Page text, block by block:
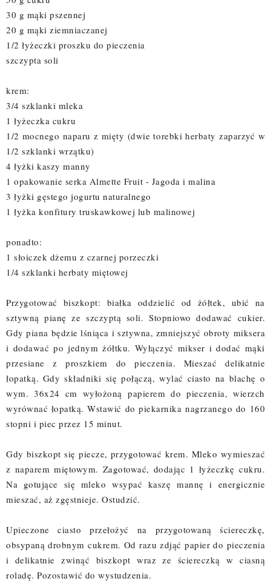
30 g mąki pszennej
20 g mąki ziemniaczanej
1/2 łyżeczki proszku do pieczenia
szczypta soli
krem:
3/4 szklanki mleka
1 łyżeczka cukru
1/2 mocnego naparu z mięty (dwie torebki herbaty zaparzyć w
1/2 szklanki wrzątku)
4 łyżki kaszy manny
1 opakowanie serka Almette Fruit - Jagoda i malina
3 łyżki gęstego jogurtu naturalnego
1 łyżka konfitury truskawkowej lub malinowej
ponadto:
1 słoiczek dżemu z czarnej porzeczki
1/4 szklanki herbaty miętowej
Przygotować biszkopt: białka oddzielić od żółtek, ubić na
sztywną pianę ze szczyptą soli. Stopniowo dodawać cukier.
Gdy piana będzie lśniąca i sztywna, zmniejszyć obroty miksera
i dodawać po jednym żółtku. Wyłączyć mikser i dodać mąki
przesiane z proszkiem do pieczenia. Mieszać delikatnie
łopatką. Gdy składniki się połączą, wylać ciasto na blachę o
wym. 36x24 cm wyłożoną papierem do pieczenia, wierzch
wyrównać łopatką. Wstawić do piekarnika nagrzanego do 160
stopni i piec przez 15 minut.
Gdy biszkopt się piecze, przygotować krem. Mleko wymieszać
z naparem miętowym. Zagotować, dodając 1 łyżeczkę cukru.
Na gotujące się mleko wsypać kaszę mannę i energicznie
mieszać, aż zgęstnieje. Ostudzić.
Upieczone ciasto przełożyć na przygotowaną ściereczkę,
obsypaną drobnym cukrem. Od razu zdjąć papier do pieczenia
i delikatnie zwinąć biszkopt wraz ze ściereczką w ciasną
roladę. Pozostawić do wystudzenia.